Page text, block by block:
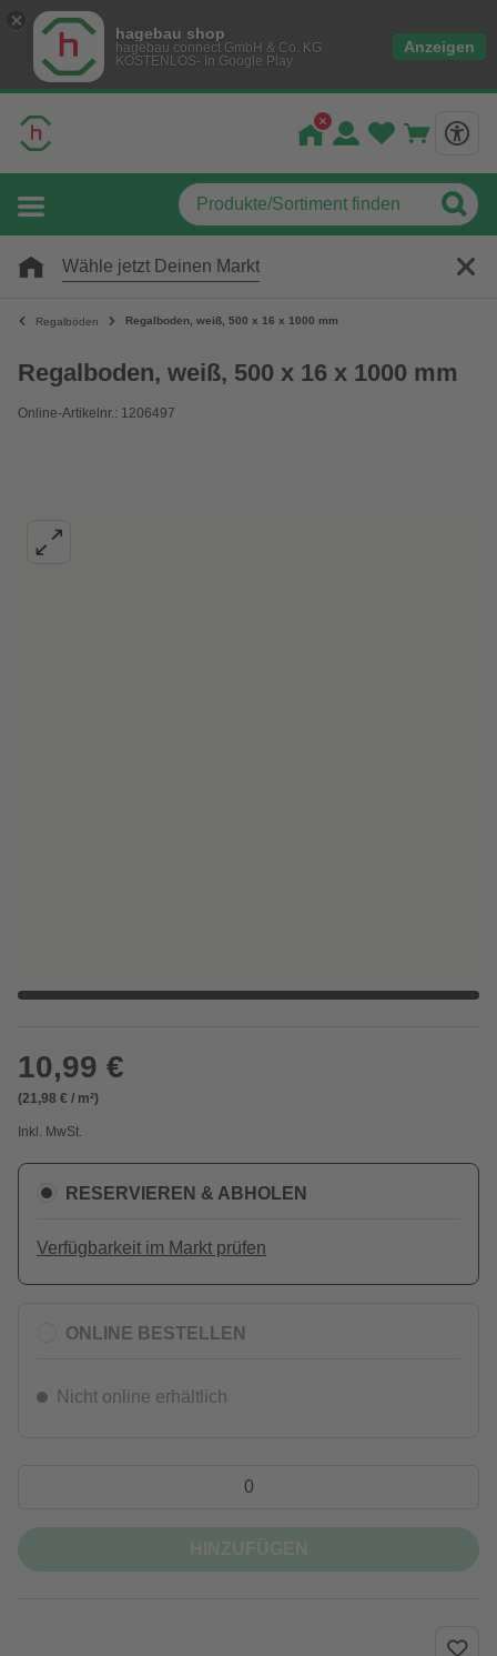
hagebau shop
hagebau connect GmbH & Co. KG
KOSTENLOS- In Google Play
Anzeigen
Wähle jetzt Deinen Markt
Regalböden Regalboden, weiß, 500 x 16 x 1000 mm
Regalboden, weiß, 500 x 16 x 1000 mm
Online-Artikelnr.: 1206497
10,99 €
(21,98 € / m²)
Inkl. MwSt.
RESERVIEREN & ABHOLEN
Verfügbarkeit im Markt prüfen
ONLINE BESTELLEN
Nicht online erhältlich